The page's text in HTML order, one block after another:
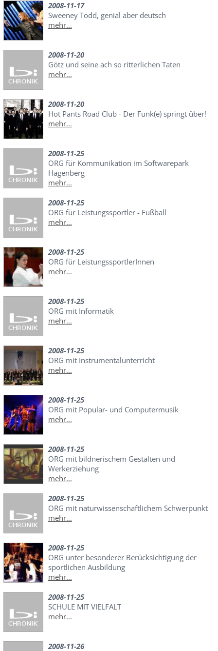
2008-11-17
Sweeney Todd, genial aber deutsch
mehr...
2008-11-20
Götz und seine ach so ritterlichen Taten
mehr...
2008-11-20
Hot Pants Road Club - Der Funk(e) springt über!
mehr...
2008-11-25
ORG für Kommunikation im Softwarepark
Hagenberg
mehr...
2008-11-25
ORG für Leistungssportler - Fußball
mehr...
2008-11-25
ORG für LeistungssportlerInnen
mehr...
2008-11-25
ORG mit Informatik
mehr...
2008-11-25
ORG mit Instrumentalunterricht
mehr...
2008-11-25
ORG mit Popular- und Computermusik
mehr...
2008-11-25
ORG mit bildnerischem Gestalten und
Werkerziehung
mehr...
2008-11-25
ORG mit naturwissenschaftlichem Schwerpunkt
mehr...
2008-11-25
ORG unter besonderer Berücksichtigung der
sportlichen Ausbildung
mehr...
2008-11-25
SCHULE MIT VIELFALT
mehr...
2008-11-26